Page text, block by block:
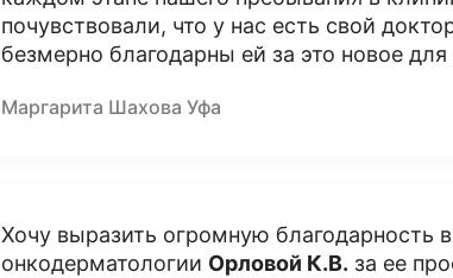
почувствовали, что у нас есть свой
безмерно благодарны ей за это новое
Маргарита Шахова Уфа
Хочу выразить огромную благодарность
онкодерматологии Орловой К.В. за ее